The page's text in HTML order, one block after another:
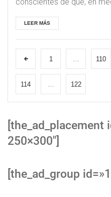
conscientes de que, en
LEER MÁS
1 110
114 122
250×300″]
[the_ad_group